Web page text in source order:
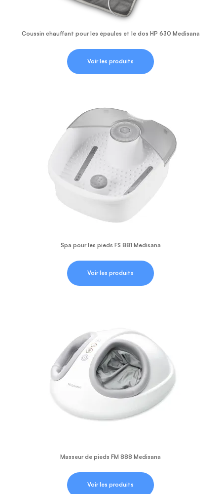
Coussin chauffant pour les épaules et le dos HP 630 Medisana
Voir les produits
Spa pour les pieds FS 881 Medisana
Voir les produits
Masseur de pieds FM 888 Medisana
Voir les produits